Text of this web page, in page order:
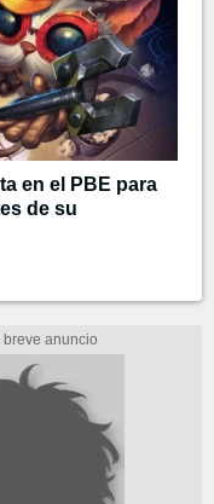
en el PBE para
de su